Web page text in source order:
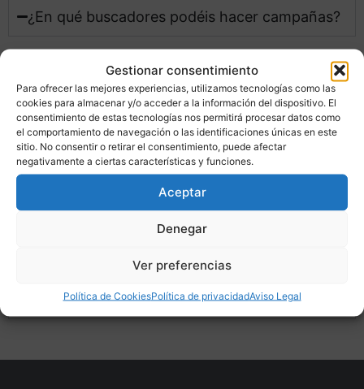
Gestionar consentimiento
Para ofrecer las mejores experiencias, utilizamos tecnologías como las
cookies para almacenar y/o acceder a la información del dispositivo. El
consentimiento de estas tecnologías nos permitirá procesar datos como
el comportamiento de navegación o las identificaciones únicas en este
sitio. No consentir o retirar el consentimiento, puede afectar
negativamente a ciertas características y funciones.
Aceptar
Denegar
Ver preferencias
Política de CookiesPolítica de privacidadAviso Legal
¿En qué buscadores podéis hacer campañas?
Principalmente trabajamos con Google, ya que
concentra la mayor parte de las búsquedas y ofrece
las mejores herramientas de segmentación y
medición para la mayoría de negocios. Según tu
sector y estrategia, también podemos valorar otras
plataformas de búsqueda complementarias para
¿Cuál es la inversión mínima recomendada?
¿Incluís la gestión y optimización de las
campañas?